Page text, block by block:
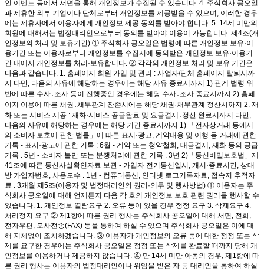
인 이벤트 등에서 서면을 통해 개인정보가 수집될 수 있습니다. 4. 주식회사 공오일
과 제휴한 외부 기업이나 단체로부터 개인정보를 제공받을 수 있으며, 이러한 경우
에는 제휴사에서 이용자에게 개인정보 제공 동의를 받아야 합니다. 5. 14세 미만의
회원에 대해서는 법정대리인으로부터 동의를 받아야 이용이 가능합니다. 제4조(개
인정보의 처리 및 보유기간) ① 주식회사 공오일은 법령에 따른 개인정보 보유·이
용기간 또는 이용자로부터 개인정보를 수집시에 동의받은 개인정보 보유·이용기
간 내에서 개인정보를 처리·보유합니다. ② 각각의 개인정보 처리 및 보유 기간은
다음과 같습니다. 1. 홈페이지 회원 가입 및 관리 : 사업자/단체 홈페이지 탈퇴시까
지 다만, 다음의 사유에 해당하는 경우에는 해당 사유 종료시까지 1) 관계 법령 위
반에 따른 수사․조사 등이 진행중인 경우에는 해당 수사․조사 종료시까지 2) 홈페
이지 이용에 따른 채권․채무관계 잔존시에는 해당 채권·채무관계 정산시까지 2. 재
화 또는 서비스 제공 : 재화·서비스 공급완료 및 요금결제․정산 완료시까지 다만,
다음의 사유에 해당하는 경우에는 해당 기간 종료시까지 1) 「전자상거래 등에서
의 소비자 보호에 관한 법률」에 따른 표시·광고, 계약내용 및 이행 등 거래에 관한
기록 - 표시·광고에 관한 기록 : 6월 - 계약 또는 청약철회, 대금결제, 재화 등의 공급
기록 : 5년 - 소비자 불만 또는 분쟁처리에 관한 기록 : 3년 2)「통신비밀보호법」제
41조에 따른 통신사실확인자료 보관 - 가입자 전기통신일시, 개시·종료시간, 상대
방 가입자번호, 사용도수 : 1년 - 컴퓨터통신, 인터넷 로그기록자료, 접속지 추적자
료 : 3개월 제5조(이용자 및 법정대리인의 권리·의무 및 행사방법) ① 이용자는 주
식회사 공오일에 대해 언제든지 다음 각 호의 개인정보 보호 관련 권리를 행사할 수
있습니다. 1. 개인정보 열람요구 2. 오류 등이 있을 경우 정정 요구 3. 삭제요구 4.
처리정지 요구 ② 제1항에 따른 권리 행사는 주식회사 공오일에 대해 서면, 전화,
전자우편, 모사전송(FAX) 등을 통하여 하실 수 있으며 주식회사 공오일은 이에 대
해 지체없이 조치하겠습니다. ③ 이용자가 개인정보의 오류 등에 대한 정정 또는 삭
제를 요구한 경우에는 주식회사 공오일은 정정 또는 삭제를 완료할 때까지 당해 개
인정보를 이용하거나 제공하지 않습니다. ④ 만 14세 미만 아동의 경우, 제1항에 따
른 권리 행사는 이용자의 법정대리인이나 위임을 받은 자 등 대리인을 통하여 하실